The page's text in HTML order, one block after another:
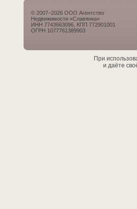
© 2007–2026 ООО Агентство
Недвижимости «Славянка»
ИНН 7743663096, КПП 772901001
ОГРН 1077761389903
При
и даёте